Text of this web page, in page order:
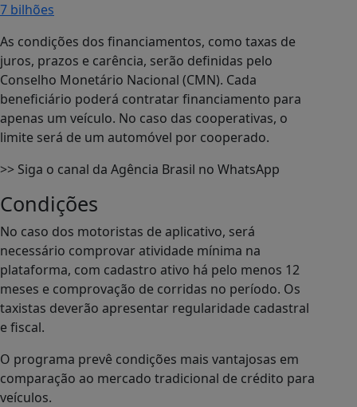
7 bilhões
As condições dos financiamentos, como taxas de
juros, prazos e carência, serão definidas pelo
Conselho Monetário Nacional (CMN). Cada
beneficiário poderá contratar financiamento para
apenas um veículo. No caso das cooperativas, o
limite será de um automóvel por cooperado.
>> Siga o canal da Agência Brasil no WhatsApp
Condições
No caso dos motoristas de aplicativo, será
necessário comprovar atividade mínima na
plataforma, com cadastro ativo há pelo menos 12
meses e comprovação de corridas no período. Os
taxistas deverão apresentar regularidade cadastral
e fiscal.
O programa prevê condições mais vantajosas em
comparação ao mercado tradicional de crédito para
veículos.